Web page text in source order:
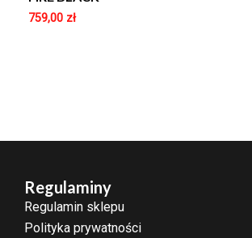
759,00 zł
Regulaminy
Regulamin sklepu
Polityka prywatności